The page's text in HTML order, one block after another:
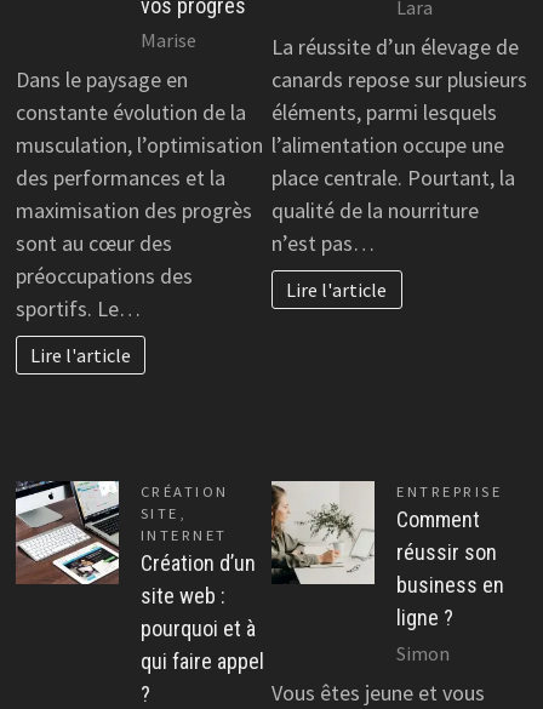
Marise
Dans le paysage en
constante évolution de la
musculation, l’optimisation
des performances et la
maximisation des progrès
sont au cœur des
préoccupations des
sportifs. Le…
Lire l'article
Lara
La réussite d’un élevage de
canards repose sur plusieurs
éléments, parmi lesquels
l’alimentation occupe une
place centrale. Pourtant, la
qualité de la nourriture
n’est pas…
Lire l'article
CRÉATION
SITE ,
INTERNET
Création d’un
site web :
pourquoi et à
qui faire appel
?
ENTREPRISE
Comment
réussir son
business en
ligne ?
Simon
Vous êtes jeune et vous